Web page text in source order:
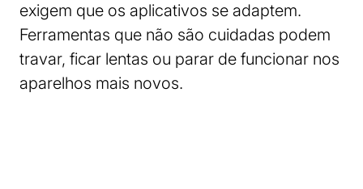
exigem que os aplicativos se adaptem.
Ferramentas que não são cuidadas podem
travar, ficar lentas ou parar de funcionar nos
aparelhos mais novos.